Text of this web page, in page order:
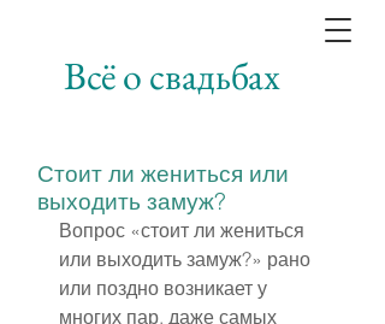
Всё о свадьбах
Стоит ли жениться или
выходить замуж?
Вопрос «стоит ли жениться
или выходить замуж?» рано
или поздно возникает у
многих пар, даже самых